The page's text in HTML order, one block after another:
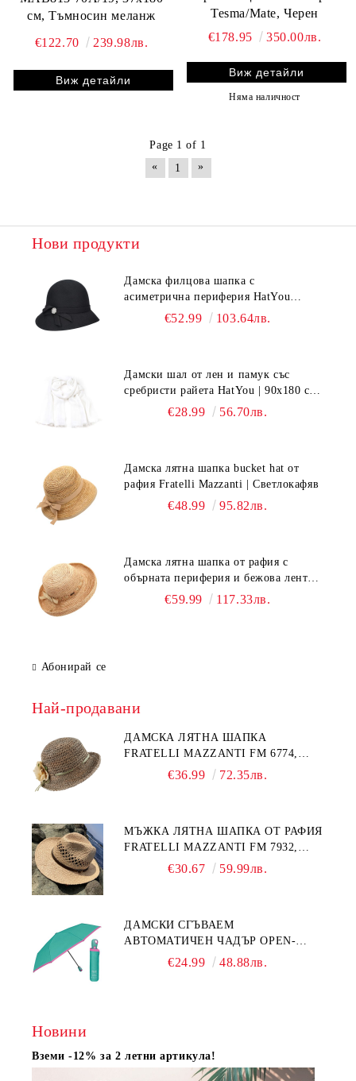
см, Тъмносин меланж
€122.70
239.98лв.
Виж детайли
Tesma/Mate, Черен
€178.95
350.00лв.
Виж детайли
Няма наличност
Page 1 of 1
«
1 »
Нови продукти
Дамска филцова шапка с
асиметрична периферия HatYou
CF0376 | Черен
€52.99 103.64лв.
Дамски шал от лен и памук със
сребристи райета HatYou | 90x180 см |
€28.99 56.70лв.
Дамска лятна шапка bucket hat от
рафия Fratelli Mazzanti | Светлокафяв
€48.99 95.82лв.
Дамска лятна шапка от рафия с
обърната периферия и бежова лента
Fratelli Mazzanti | Натурален
€59.99 117.33лв.
Абонирай се
Най-продавани
ДАМСКА ЛЯТНА ШАПКА
FRATELLI MAZZANTI FM 6774,
НАТУРАЛЕН/ЖЪЛТО ЦВЕТЕ
€36.99 72.35лв.
МЪЖКА ЛЯТНА ШАПКА ОТ РАФИЯ
FRATELLI MAZZANTI FM 7932,
НАТУРАЛЕН
€30.67 59.99лв.
ДАМСКИ СГЪВАЕМ
АВТОМАТИЧЕН ЧАДЪР OPEN-
CLOSE | PERLETTI TECHNOLOGY
€24.99 48.88лв.
Новини
Вземи -12% за 2 летни артикула!